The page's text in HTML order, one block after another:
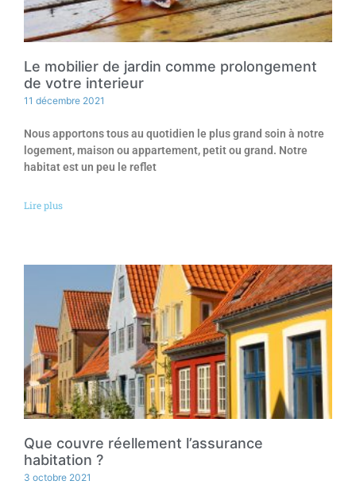
Le mobilier de jardin comme prolongement
de votre interieur
11 décembre 2021
Nous apportons tous au quotidien le plus grand soin à notre
logement, maison ou appartement, petit ou grand. Notre
habitat est un peu le reflet
Lire plus
Que couvre réellement l’assurance
habitation ?
3 octobre 2021